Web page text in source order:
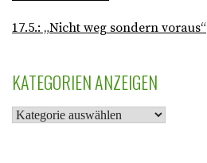
17.5.: „Nicht weg sondern voraus“
KATEGORIEN ANZEIGEN